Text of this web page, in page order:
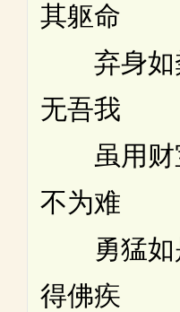
其躯命
弃身如
无吾我
虽用财
不为难
勇猛如
得佛疾